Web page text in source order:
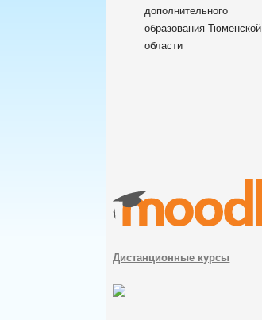
дополнительного
образования Тюменской
области
Дистанционные курсы